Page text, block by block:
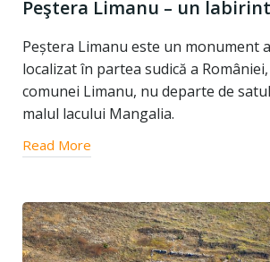
Peştera Limanu – un
Peștera Limanu este un monument
localizat în partea sudică a
comunei Limanu, nu departe de
malul lacului Mangalia.
Read More